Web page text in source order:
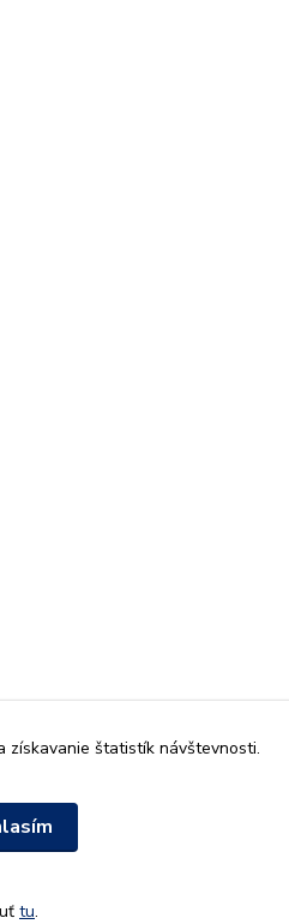
získavanie štatistík návštevnosti.
tu.